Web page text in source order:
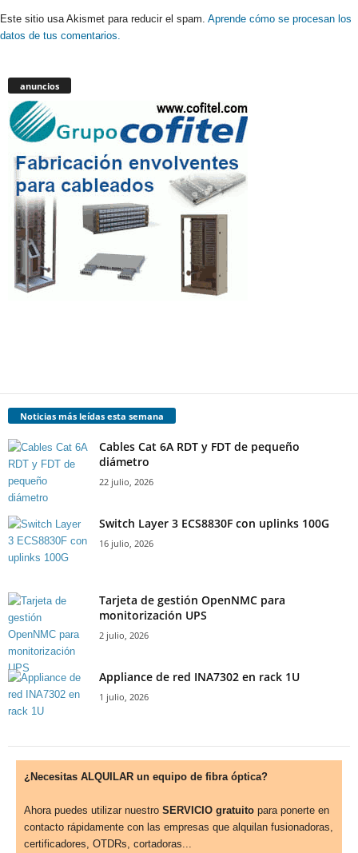
Este sitio usa Akismet para reducir el spam. Aprende cómo se procesan los
datos de tus comentarios.
anuncios
Noticias más leídas esta semana
Cables Cat 6A RDT y FDT de pequeño
diámetro
22 julio, 2026
Switch Layer 3 ECS8830F con uplinks 100G
16 julio, 2026
Tarjeta de gestión OpenNMC para
monitorización UPS
2 julio, 2026
Appliance de red INA7302 en rack 1U
1 julio, 2026
¿Necesitas ALQUILAR un equipo de fibra óptica?
Ahora puedes utilizar nuestro SERVICIO gratuito para ponerte en
contacto rápidamente con las empresas que alquilan fusionadoras,
certificadores, OTDRs, cortadoras...